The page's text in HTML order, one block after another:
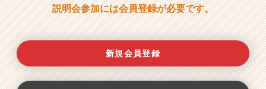
説明会参加には会員登録が必要です。
新規会員登録